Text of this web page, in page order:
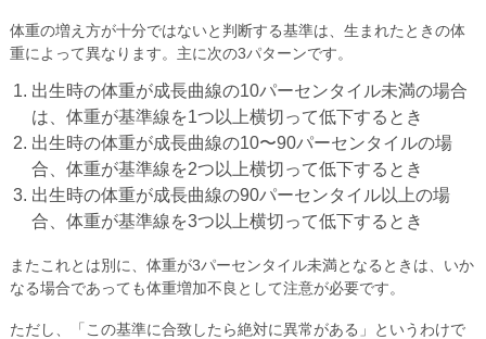
体重の増え方が十分ではないと判断する基準は、生まれたときの体
重によって異なります。主に次の3パターンです。
出生時の体重が成長曲線の10パーセンタイル未満の場合
は、体重が基準線を1つ以上横切って低下するとき
出生時の体重が成長曲線の10〜90パーセンタイルの場
合、体重が基準線を2つ以上横切って低下するとき
出生時の体重が成長曲線の90パーセンタイル以上の場
合、体重が基準線を3つ以上横切って低下するとき
またこれとは別に、体重が3パーセンタイル未満となるときは、いか
なる場合であっても体重増加不良として注意が必要です。
ただし、「この基準に合致したら絶対に異常がある」というわけで